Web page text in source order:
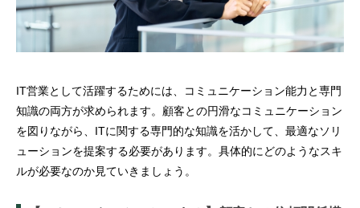
IT営業として活躍するためには、コミュニケーション能力と専門
知識の両方が求められます。顧客との円滑なコミュニケーション
を図りながら、ITに関する専門的な知識を活かして、最適なソリ
ューションを提案する必要があります。具体的にどのようなスキ
ルが必要なのか見ていきましょう。